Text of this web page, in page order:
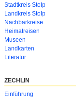
Navigation
überspringen
Stadtkreis Stolp
Landkreis Stolp
Nachbarkreise
Heimatreisen
Museen
Landkarten
Literatur
ZECHLIN
Navigation
Einführung